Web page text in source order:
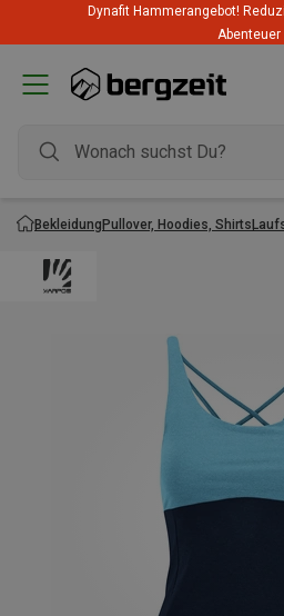
Highlights zum unschlagbaren
Summer Sale
Dynafit Hammerangebot!
Abenteuer
BekleidungPullover, Hoodies, Shirts